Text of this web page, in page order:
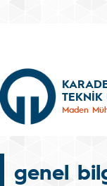
TEKNİK
Maden
genel